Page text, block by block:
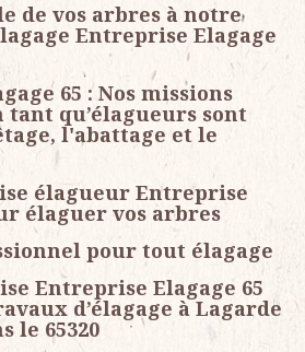
de vos arbres à notre
Entreprise Elagage
65 : Nos missions
qu’élagueurs sont
l'abattage et le
élagueur Entreprise
élaguer vos arbres
pour tout élagage
Entreprise Elagage 65
d’élagage à Lagarde
le 65320